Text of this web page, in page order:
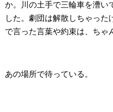
か。川の土手で三輪車を漕い
した。劇団は解散しちゃっ
で言った言葉や約束は、ちゃ
あの場所で待っている。